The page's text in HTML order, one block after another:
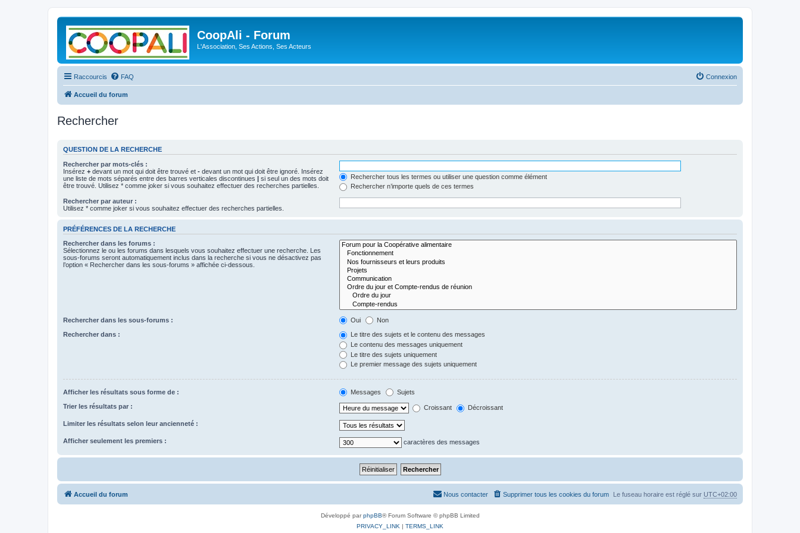
CoopAli - Forum
L'Association, Ses Actions, Ses Acteurs
Raccourcis FAQ Connexion
Accueil du forum
Rechercher
QUESTION DE LA RECHERCHE
Rechercher par mots-clés :
Insérez + devant un mot qui doit être trouvé et - devant un mot qui doit être ignoré. Insérez
une liste de mots séparés entre des barres verticales discontinues | si seul un des mots doit
être trouvé. Utilisez * comme joker si vous souhaitez effectuer des recherches partielles.
Rechercher tous les termes ou utiliser une question comme élément
Rechercher n’importe quels de ces termes
Rechercher par auteur :
Utilisez * comme joker si vous souhaitez effectuer des recherches partielles.
PRÉFÉRENCES DE LA RECHERCHE
Rechercher dans les forums :
Sélectionnez le ou les forums dans lesquels vous souhaitez effectuer une recherche. Les
sous-forums seront automatiquement inclus dans la recherche si vous ne désactivez pas
l’option « Rechercher dans les sous-forums » affichée ci-dessous.
Rechercher dans les sous-forums : Oui Non
Rechercher dans :
Le titre des sujets et le contenu des messages
Le contenu des messages uniquement
Le titre des sujets uniquement
Le premier message des sujets uniquement
Afficher les résultats sous forme de : Messages Sujets
Trier les résultats par : Croissant Décroissant
Limiter les résultats selon leur ancienneté :
Afficher seulement les premiers : caractères des messages
Accueil du forum Le fuseau horaire est réglé sur UTC+02:00
Supprimer tous les cookies du forum
Nous contacter
Développé parphpBB® Forum Software © phpBB Limited
PRIVACY_LINK
TERMS_LINK